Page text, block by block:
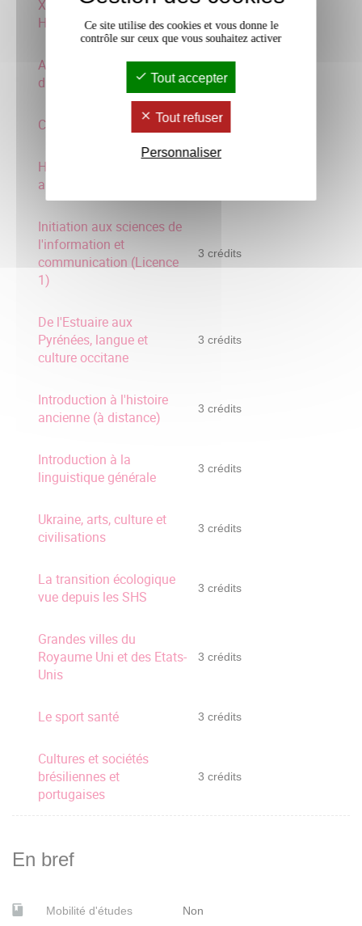
XXIe siécles. Introduction
HA conten
3 crédits
Analyses philosophiques
du présent
3 crédits
Culture Amérique Latine 3 crédits
Histoire et civilisation
arabe
Initiation aux sciences de
l'information et
communication (Licence
1)
3 crédits
De l'Estuaire aux
Pyrénées, langue et
culture occitane
3 crédits
Introduction à l'histoire
ancienne (à distance)
3 crédits
Introduction à la
linguistique générale
3 crédits
Ukraine, arts, culture et
civilisations
3 crédits
La transition écologique
vue depuis les SHS
3 crédits
Grandes villes du
Royaume Uni et des Etats-
Unis
3 crédits
Le sport santé 3 crédits
Cultures et sociétés
brésiliennes et
portugaises
3 crédits
En bref
Mobilité d'études Non
Ce site utilise des cookies et vous donne le
contrôle sur ceux que vous souhaitez activer
Tout accepter
Tout refuser
Personnaliser